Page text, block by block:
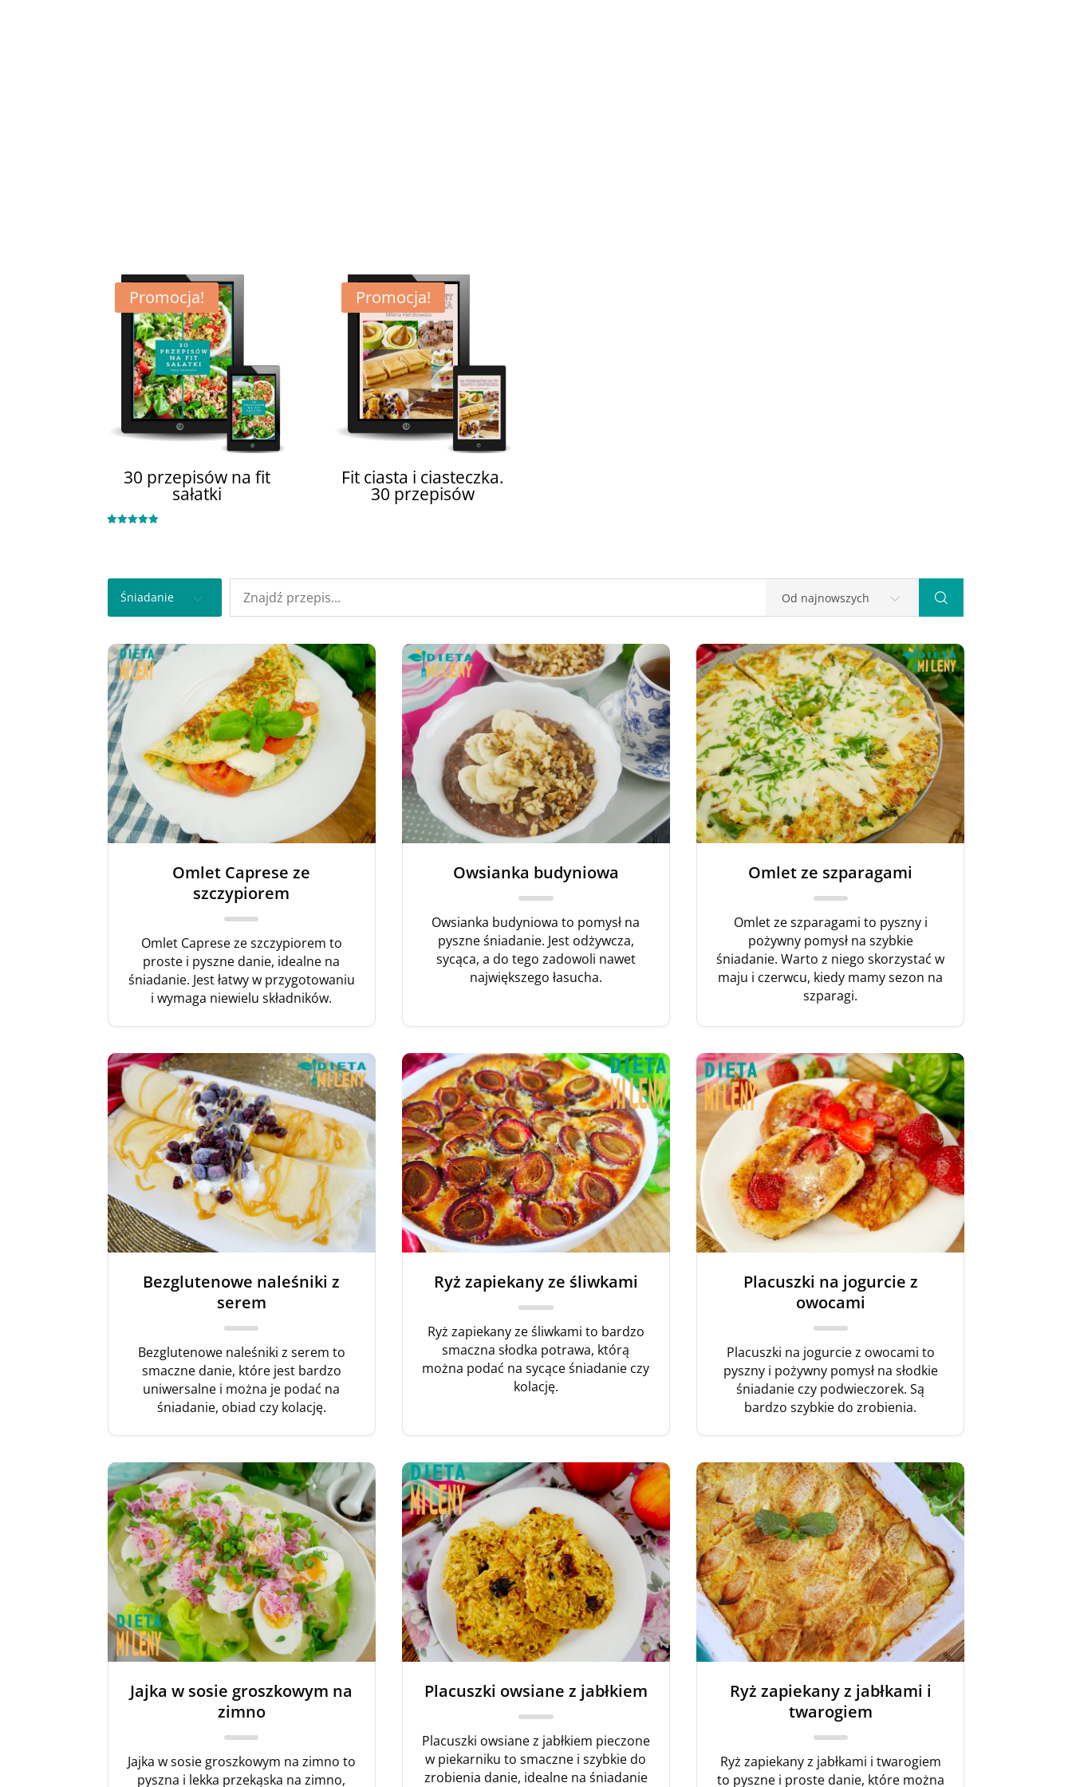
Promocja!
30 przepisów na fit
sałatki
Promocja!
Fit ciasta i ciasteczka.
30 przepisów
Śniadanie
Omlet Caprese ze
szczypiorem
Omlet Caprese ze szczypiorem to
proste i pyszne danie, idealne na
śniadanie. Jest łatwy w przygotowaniu
i wymaga niewielu składników.
Owsianka budyniowa
Owsianka budyniowa to pomysł na
pyszne śniadanie. Jest odżywcza,
sycąca, a do tego zadowoli nawet
największego łasucha.
Omlet ze szparagami
Omlet ze szparagami to pyszny i
pożywny pomysł na szybkie
śniadanie. Warto z niego skorzystać w
maju i czerwcu, kiedy mamy sezon na
szparagi.
Bezglutenowe naleśniki z
serem
Bezglutenowe naleśniki z serem to
smaczne danie, które jest bardzo
uniwersalne i można je podać na
śniadanie, obiad czy kolację.
Ryż zapiekany ze śliwkami
Ryż zapiekany ze śliwkami to bardzo
smaczna słodka potrawa, którą
można podać na sycące śniadanie czy
kolację.
Placuszki na jogurcie z
owocami
Placuszki na jogurcie z owocami to
pyszny i pożywny pomysł na słodkie
śniadanie czy podwieczorek. Są
bardzo szybkie do zrobienia.
Jajka w sosie groszkowym na
zimno
Jajka w sosie groszkowym na zimno to
pyszna i lekka przekąska na zimno,
Placuszki owsiane z jabłkiem
Placuszki owsiane z jabłkiem pieczone
w piekarniku to smaczne i szybkie do
zrobienia danie, idealne na śniadanie
Ryż zapiekany z jabłkami i
twarogiem
Ryż zapiekany z jabłkami i twarogiem
to pyszne i proste danie, które można